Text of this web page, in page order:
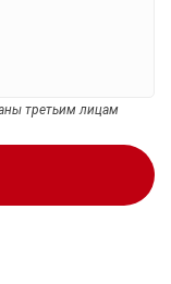
третьим лицам